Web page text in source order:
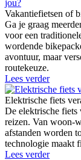
Vakantiefietsen of
Ga je graag
voor een
wordende
avontuur, maar
routekeuze.
Lees verder
Elektrische fiets
De elektrische fiets
reizen. Van woon-
afstanden worden
technologie maakt
Lees verder